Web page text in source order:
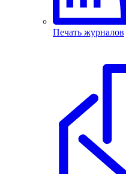
Печать журналов